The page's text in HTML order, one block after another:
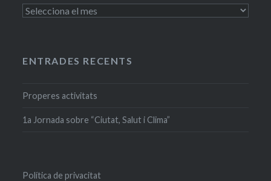
Entrades
ENTRADES RECENTS
Properes activitats
1a Jornada sobre “Ciutat, Salut i Clima”
Política de privacitat